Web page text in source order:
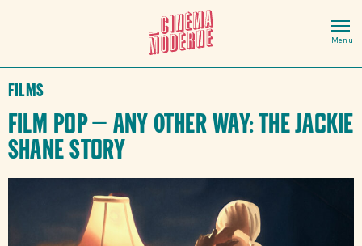
Films
Film Pop – Any Other Way: The Jackie
Shane Story